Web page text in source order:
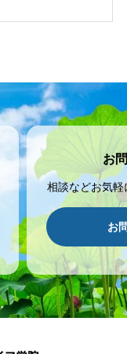
お
相談などお気
お